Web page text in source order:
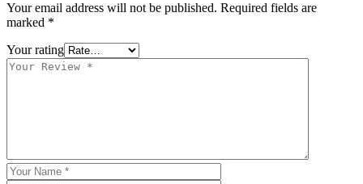
Your email address will not be published. Required fields are
marked *
Your rating